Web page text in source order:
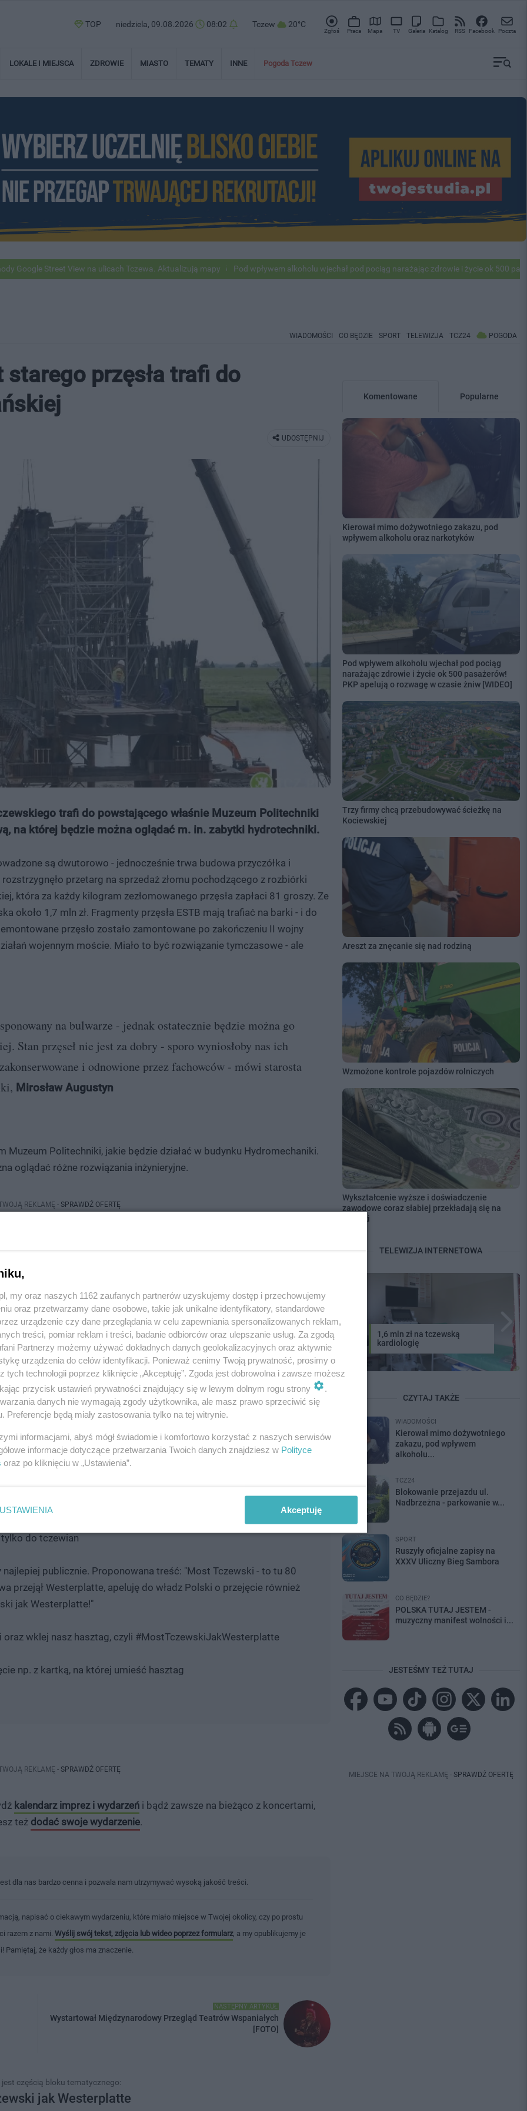
TOP niedziela, 09.08.2026 08:02 Tczew 20°C
Zgłoś Praca Mapa TV Galeria Katalog RSS Facebook Poczta
LOKALE I MIEJSCA ZDROWIE MIASTO TEMATY INNE Pogoda Tczew
View na ulicach Tczewa. Aktualizują mapy Pod wpływem alkoholu wjechał pod pociąg narażając zdrowie i życie ok 500 pasażerów!
WIADOMOŚCI CO BĘDZIE SPORT TELEWIZJA TCZ24 POGODA
przęsła trafi do
UDOSTĘPNIJ
trafi do powstającego właśnie Muzeum Politechniki
na której będzie można oglądać m. in. zabytki hydrotechniki.
są dwutorowo - jednocześnie trwa budowa przyczółka i
przetarg na sprzedaż złomu pochodzącego z rozbiórki
która za każdy kilogram zezłomowanego przęsła zapłaci 81 groszy. Ze
około 1,7 mln zł. Fragmenty przęsła ESTB mają trafiać na barki - i do
przęsło zostało zamontowane po zakończeniu II wojny
wojennym moście. Miało to być rozwiązanie tymczasowe - ale
na bulwarze - jednak ostatecznie będzie można go
Stan przęseł nie jest za dobry - sporo wyniosłoby nas ich
i odnowione przez fachowców - mówi starosta
Mirosław Augustyn
Muzeum Politechniki, jakie będzie działać w budynku Hydromechaniki.
oglądać różne rozwiązania inżynieryjne.
REKLAMĘ - SPRAWDŹ OFERTĘ
i stworzyć tu część Muzeum II Wojny Światowej?
petycję, którą przekażemy decydentom. Link do petycji
społecznościowych krótkich filmików opatrzonych hasztagiem
tylko do tczewian
publicznie. Proponowana treść: "Most Tczewski - to tu 80
przejął Westerplatte, apeluję do władz Polski o przejęcie również
jak Westerplatte!"
wklej nasz hasztag, czyli #MostTczewskiJakWesterplatte
np. z kartką, na której umieść hasztag
REKLAMĘ - SPRAWDŹ OFERTĘ
kalendarz imprez i wydarzeń i bądź zawsze na bieżąco z koncertami,
też dodać swoje wydarzenie.
dla nas bardzo cenna i pozwala nam utrzymywać wysoką jakość treści.
napisać o ciekawym wydarzeniu, które miało miejsce w Twojej okolicy, czy po prostu
razem z nami. Wyślij swój tekst, zdjęcia lub wideo poprzez formularz , a my opublikujemy je
że każdy głos ma znaczenie.
NASTĘPNY ARTYKUŁ
Wystartował Międzynarodowy Przegląd Teatrów Wspaniałych
[FOTO]
jest częścią bloku tematycznego:
jak Westerplatte
Komentowane Popularne
Kierował mimo dożywotniego zakazu, pod
wpływem alkoholu oraz narkotyków
Pod wpływem alkoholu wjechał pod pociąg
narażając zdrowie i życie ok 500 pasażerów!
PKP apelują o rozwagę w czasie żniw [WIDEO]
Trzy firmy chcą przebudowywać ścieżkę na
Kociewskiej
Areszt za znęcanie się nad rodziną
Wzmożone kontrole pojazdów rolniczych
Wykształcenie wyższe i doświadczenie
zawodowe coraz słabiej przekładają się na
zarobki
TELEWIZJA INTERNETOWA
1,6 mln zł na tczewską
kardiologię
CZYTAJ TAKŻE
WIADOMOŚCI
Kierował mimo dożywotniego
zakazu, pod wpływem
alkoholu...
TCZ24
Blokowanie przejazdu ul.
Nadbrzeżna - parkowanie w...
SPORT
Ruszyły oficjalne zapisy na
XXXV Uliczny Bieg Sambora
CO BĘDZIE?
POLSKA TUTAJ JESTEM -
muzyczny manifest wolności i...
JESTEŚMY TEŻ TUTAJ
MIEJSCE NA TWOJĄ REKLAMĘ - SPRAWDŹ OFERTĘ
my oraz naszych 1162 zaufanych partnerów uzyskujemy dostęp i przechowujemy
oraz przetwarzamy dane osobowe, takie jak unikalne identyfikatory, standardowe
urządzenie czy dane przeglądania w celu zapewniania spersonalizowanych reklam,
treści, pomiar reklam i treści, badanie odbiorców oraz ulepszanie usług. Za zgodą
Partnerzy możemy używać dokładnych danych geolokalizacyjnych oraz aktywnie
urządzenia do celów identyfikacji. Ponieważ cenimy Twoją prywatność, prosimy o
tych technologii poprzez kliknięcie „Akceptuję”. Zgoda jest dobrowolna i zawsze możesz
przycisk ustawień prywatności znajdujący się w lewym dolnym rogu strony
.
danych nie wymagają zgody użytkownika, ale masz prawo sprzeciwić się
Preferencje będą miały zastosowania tylko na tej witrynie.
informacjami, abyś mógł świadomie i komfortowo korzystać z naszych serwisów
informacje dotyczące przetwarzania Twoich danych znajdziesz w Polityce
oraz po kliknięciu w „Ustawienia”.
USTAWIENIA Akceptuję